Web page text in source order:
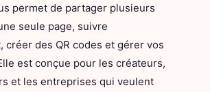
permet de partager plusieurs
seule page, suivre
créer des QR codes et gérer vos
est conçue pour les créateurs,
et les entreprises qui veulent